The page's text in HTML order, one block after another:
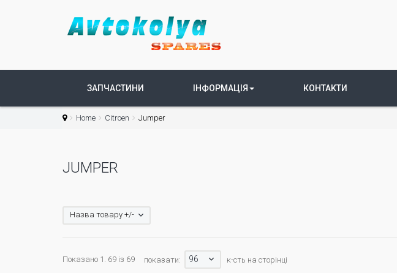
ЗАПЧАСТИНИ ІНФОРМАЦІЯ КОНТАКТИ
Home Citroen Jumper
JUMPER
Назва товару +/-
Показано 1. 69 із 69 показати: 96 к-сть на сторінці